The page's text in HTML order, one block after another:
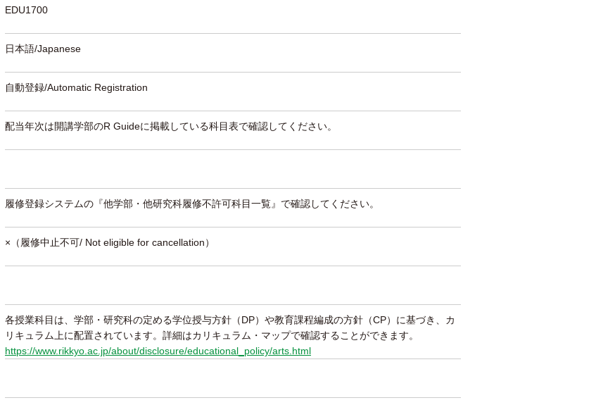
EDU1700
日本語/Japanese
自動登録/Automatic Registration
配当年次は開講学部のR Guideに掲載している科目表で確認してください。
履修登録システムの『他学部・他研究科履修不許可科目一覧』で確認してください。
×（履修中止不可/ Not eligible for cancellation）
各授業科目は、学部・研究科の定める学位授与方針（DP）や教育課程編成の方針（CP）に基づき、カ
リキュラム上に配置されています。詳細はカリキュラム・マップで確認することができます。
https://www.rikkyo.ac.jp/about/disclosure/educational_policy/arts.html